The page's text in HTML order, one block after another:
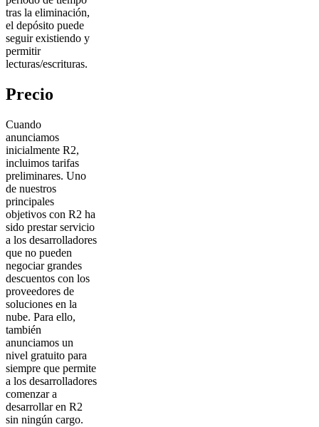
tras la eliminación,
el depósito puede
seguir existiendo y
permitir
lecturas/escrituras.
Precio
Cuando
anunciamos
inicialmente R2,
incluimos tarifas
preliminares. Uno
de nuestros
principales
objetivos con R2 ha
sido prestar servicio
a los desarrolladores
que no pueden
negociar grandes
descuentos con los
proveedores de
soluciones en la
nube. Para ello,
también
anunciamos un
nivel gratuito para
siempre que permite
a los desarrolladores
comenzar a
desarrollar en R2
sin ningún cargo.